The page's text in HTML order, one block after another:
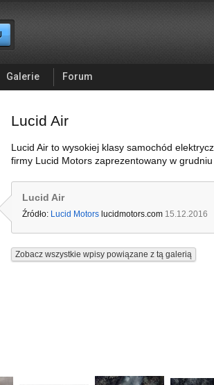
Galerie Forum
Lucid Air
Lucid Air to wysokiej klasy samochód
firmy Lucid Motors zaprezentowany w
Lucid Air
Źródło: Lucid Motors lucidmotors.com 15.12.2016
Zobacz wszystkie wpisy powiązane z tą galerią